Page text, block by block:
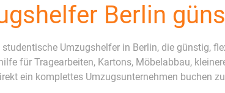
Berlin
Umzugshelfer in Berlin, die günstig,
für Tragearbeiten, Kartons, Möbelabbau,
ein komplettes Umzugsunternehmen buchen